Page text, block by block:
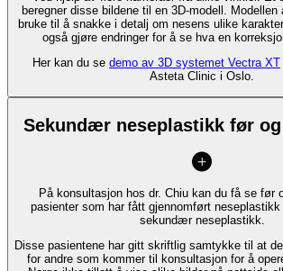
beregner disse bildene til en 3D-modell.
bruke til å snakke i detalj om nesens ulike
også gjøre endringer for å se hva en
Her kan du se demo av 3D systemet Vectra XT
Asteta Clinic i Oslo.
Sekundær neseplastikk før
På konsultasjon hos dr. Chiu kan du få se før
pasienter som har fått gjennomført
sekundær neseplastikk.
Disse pasientene har gitt skriftlig samtykke til at
for andre som kommer til konsultasjon for å